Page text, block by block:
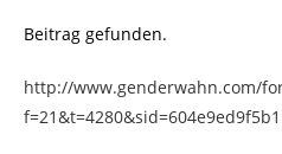
Beitrag gefunden.
http://www.genderwahn.com/